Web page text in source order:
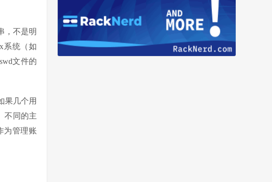
，不是明
系统（如
文件的
果几个用
不同的主
为管理账